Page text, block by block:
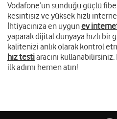
Vodafone’un sunduğu güçlü
kesintisiz ve yüksek hızlı
İhtiyacınıza en uygunev
yaparak dijital dünyaya hızlı bir
kalitenizi anlık olarak kontrol
hız testiaracını
ilk adımı hemen atın!